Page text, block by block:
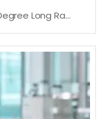
ASTM B366 Hastelloy C276 90 Degree Long Radius Elbow